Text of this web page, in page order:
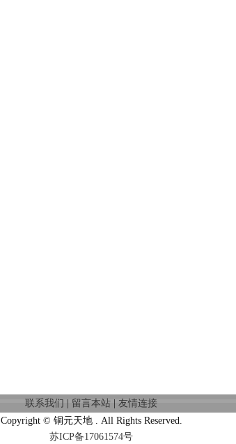
联系我们 留言本站
友情连接
Copyright © 铜元天地 . All Rights Reserved.
苏ICP备17061574号